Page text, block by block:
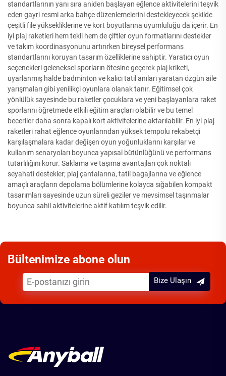
standartlarının yanı sıra aniden başlayan eğlence aktivitelerini teşvik
eden gayri resmi arka bahçe düzenlemelerini destekleyecek şekilde
çeşitli file yüksekliklerine ve kort boyutlarına uyumluluğu da içerir. En
iyi plaj raketleri hem tekli hem de çiftler oyun formatlarını destekler
ve takım koordinasyonunu artırırken bireysel performans
standartlarını koruyan tasarım özelliklerine sahiptir. Yaratıcı oyun
seçenekleri geleneksel sporların ötesine geçerek plaj kriketi,
uyarlanmış halde badminton ve kalıcı tatil anıları yaratan özgün aile
yarışmaları gibi yenilikçi oyunlara olanak tanır. Eğitimsel çok
yönlülük sayesinde bu raketler çocuklara ve yeni başlayanlara raket
sporlarını öğretmede etkili eğitim araçları olabilir ve bu temel
beceriler daha sonra kapalı kort aktivitelerine aktarılabilir. En iyi plaj
raketleri rahat eğlence oyunlarından yüksek tempolu rekabetçi
karşılaşmalara kadar değişen oyun yoğunluklarını karşılar ve
kullanım senaryoları boyunca yapısal bütünlüğünü ve performans
tutarlılığını korur. Saklama ve taşıma avantajları çok noktalı
seyahati destekler; plaj çantalarına, tatil bagajlarına ve eğlence
amaçlı araçların depolama bölümlerine kolayca sığabilen kompakt
tasarımları sayesinde uzun süreli geziler ve mevsimsel taşınmalar
boyunca sahil aktivitelerine aktif katılım teşvik edilir.
Bültenimize abone olun
Bize Ulaşın